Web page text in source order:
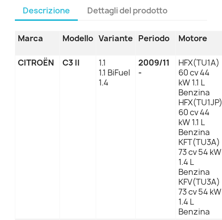
Descrizione Dettagli del prodotto
Marca Modello Variante Periodo Motore
CITROËN C3 II
1.1
1.1 BiFuel
1.4
2009/11
-
HFX(TU1A)
60 cv 44
kW 1.1 L
Benzina
HFX(TU1JP)
60 cv 44
kW 1.1 L
Benzina
KFT(TU3A)
73 cv 54 kW
1.4 L
Benzina
KFV(TU3A)
73 cv 54 kW
1.4 L
Benzina